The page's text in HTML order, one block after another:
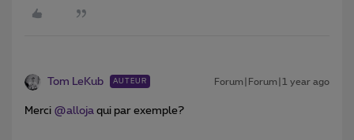
Tom LeKub AUTEUR Forum|Forum|1 year ago
Merci ​ @alloja qui par exemple?